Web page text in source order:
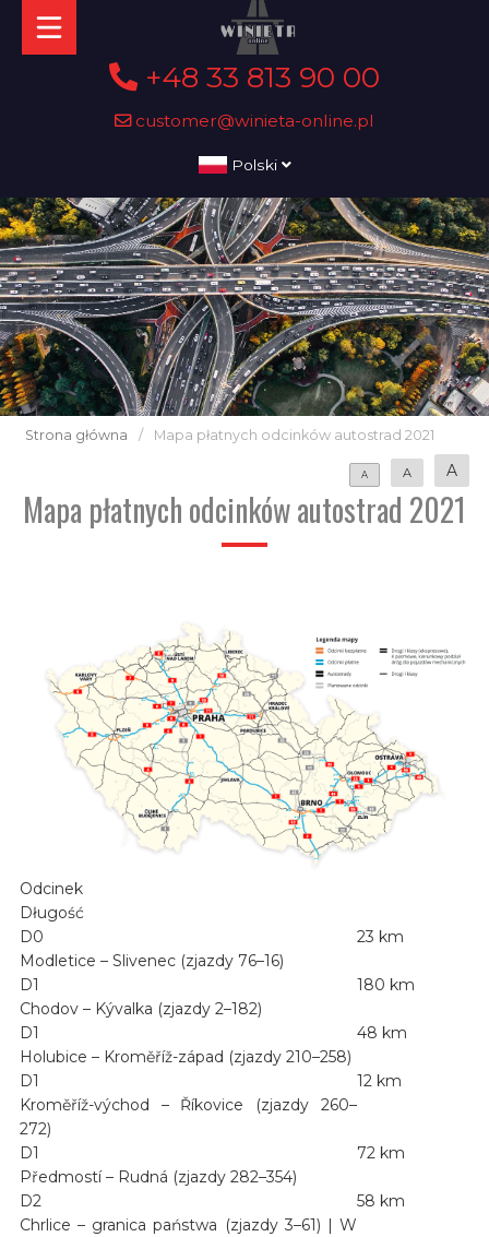
+48 33 813 90 00
customer@winieta-online.pl
Polski
Strona główna / Mapa płatnych odcinków autostrad 2021
A A A
Mapa płatnych odcinków autostrad 2021
Odcinek
Długość
D0
Modletice – Slivenec (zjazdy 76–16)
23 km
D1
Chodov – Kývalka (zjazdy 2–182)
180 km
D1
Holubice – Kroměříž-západ (zjazdy 210–258)
48 km
D1
Kroměříž-východ – Říkovice (zjazdy 260–
272)
12 km
D1
Předmostí – Rudná (zjazdy 282–354)
72 km
D2
Chrlice – granica państwa (zjazdy 3–61) | W
58 km